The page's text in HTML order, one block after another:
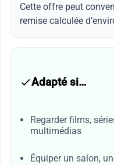
Cette offre peut
remise calculée
Adapté si…
Regarder films,
multimédias
Équiper un salon,